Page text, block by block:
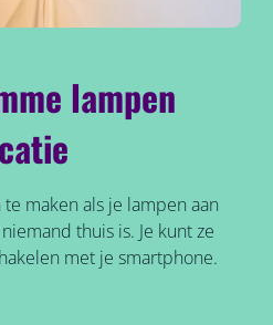
lampen
maken als je lampen aan
thuis is. Je kunt ze
met je smartphone.